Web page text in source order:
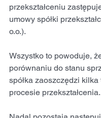
przekształceniu
umowy spółki
o.o.).
Wszystko to powoduje,
porównaniu do stanu
spółka zaoszczędzi kilka
procesie przekształcenia.